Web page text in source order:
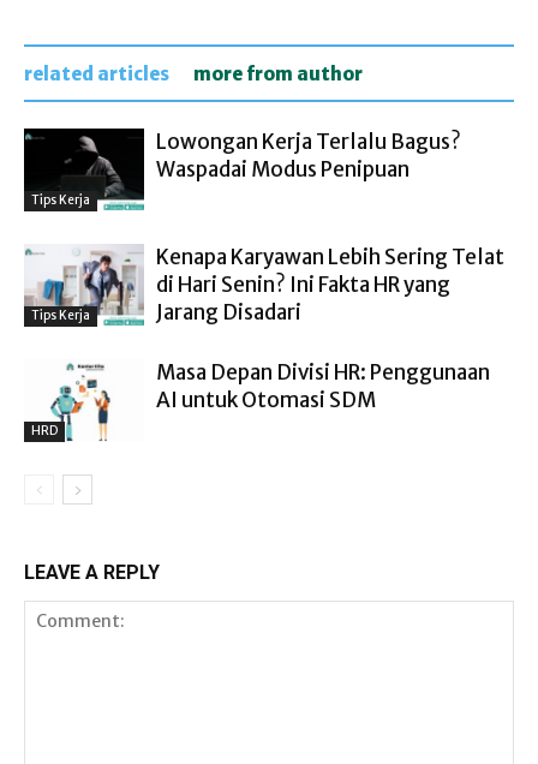
related articles more from author
Tips Kerja
Lowongan Kerja Terlalu Bagus?
Waspadai Modus Penipuan
Tips Kerja
Kenapa Karyawan Lebih Sering Telat
di Hari Senin? Ini Fakta HR yang
Jarang Disadari
HRD
Masa Depan Divisi HR: Penggunaan
AI untuk Otomasi SDM
LEAVE A REPLY